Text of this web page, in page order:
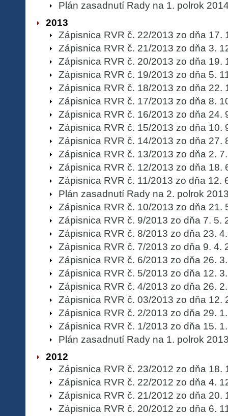
Plán zasadnutí Rady na 1. polrok
2013
Zápisnica RVR č. 22/2013 zo dňa 17.
Zápisnica RVR č. 21/2013 zo dňa 3.
Zápisnica RVR č. 20/2013 zo dňa 19.
Zápisnica RVR č. 19/2013 zo dňa 5.
Zápisnica RVR č. 18/2013 zo dňa 22.
Zápisnica RVR č. 17/2013 zo dňa 8.
Zápisnica RVR č. 16/2013 zo dňa 24.
Zápisnica RVR č. 15/2013 zo dňa 10.
Zápisnica RVR č. 14/2013 zo dňa 27.
Zápisnica RVR č. 13/2013 zo dňa 2.
Zápisnica RVR č. 12/2013 zo dňa 18.
Zápisnica RVR č. 11/2013 zo dňa 12.
Plán zasadnutí Rady na 2. polrok
Zápisnica RVR č. 10/2013 zo dňa 21.
Zápisnica RVR č. 9/2013 zo dňa 7. 5.
Zápisnica RVR č. 8/2013 zo dňa 23.
Zápisnica RVR č. 7/2013 zo dňa 9. 4.
Zápisnica RVR č. 6/2013 zo dňa 26.
Zápisnica RVR č. 5/2013 zo dňa 12.
Zápisnica RVR č. 4/2013 zo dňa 26.
Zápisnica RVR č. 03/2013 zo dňa 12.
Zápisnica RVR č. 2/2013 zo dňa 29.
Zápisnica RVR č. 1/2013 zo dňa 15.
Plán zasadnutí Rady na 1. polrok
2012
Zápisnica RVR č. 23/2012 zo dňa 18.
Zápisnica RVR č. 22/2012 zo dňa 4.
Zápisnica RVR č. 21/2012 zo dňa 20.
Zápisnica RVR č. 20/2012 zo dňa 6.